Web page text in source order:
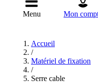
Menu Mon
Accueil
/
Matériel de fixation
/
Serre cable